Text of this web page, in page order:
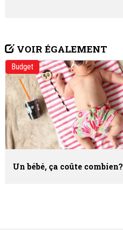
VOIR ÉGALEMENT
Budget
Un bébé, ça coûte combien?